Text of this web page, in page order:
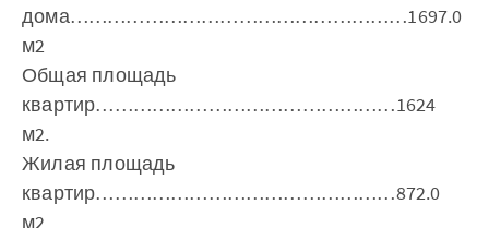
дома………………………………………………1697.0
м2
Общая площадь
квартир…………………………………………1624
м2.
Жилая площадь
квартир…………………………………………872.0
м2